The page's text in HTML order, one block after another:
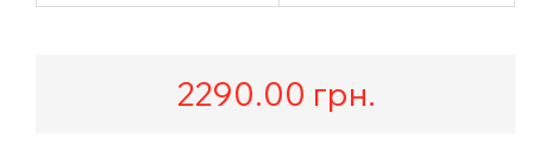
2290.00 грн.